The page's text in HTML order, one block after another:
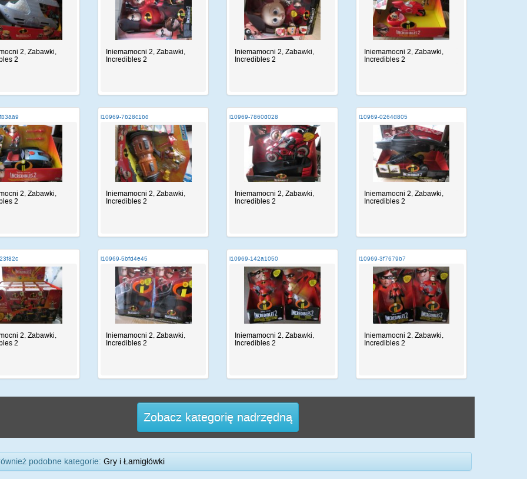
2, Zabawki,
2
Iniemamocni 2, Zabawki,
Incredibles 2
Iniemamocni 2, Zabawki,
Incredibles 2
Iniemamocni 2, Zabawki,
Incredibles 2
2, Zabawki,
2
i10969-7b28c1bd
Iniemamocni 2, Zabawki,
Incredibles 2
i10969-7860d028
Iniemamocni 2, Zabawki,
Incredibles 2
i10969-0264d805
Iniemamocni 2, Zabawki,
Incredibles 2
2, Zabawki,
2
i10969-5bfd4e45
Iniemamocni 2, Zabawki,
Incredibles 2
i10969-142a1050
Iniemamocni 2, Zabawki,
Incredibles 2
i10969-3f7679b7
Iniemamocni 2, Zabawki,
Incredibles 2
Zobacz kategorię nadrzędną
podobne kategorie: Gry i Łamigłówki